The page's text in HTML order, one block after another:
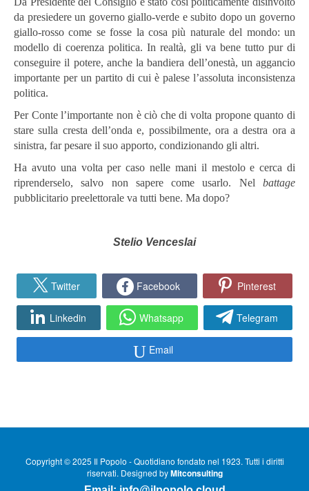
da presiedere un governo giallo-verde e subito dopo un governo
giallo-rosso come se fosse la cosa più naturale del mondo: un
modello di coerenza politica. In realtà, gli va bene tutto pur di
conseguire il potere, anche la bandiera dell’onestà, un aggancio
importante per un partito di cui è palese l’assoluta inconsistenza
politica.
Per Conte l’importante non è ciò che di volta propone quanto di
stare sulla cresta dell’onda e, possibilmente, ora a destra ora a
sinistra, far pesare il suo apporto, condizionando gli altri.
Ha avuto una volta per caso nelle mani il mestolo e cerca di
riprenderselo, salvo non sapere come usarlo. Nel battage
pubblicitario preelettorale va tutti bene. Ma dopo?
Stelio Venceslai
Twitter Facebook Pinterest
Linkedin Whatsapp Telegram
Email
Copyright © 2025 Il Popolo - Quotidiano fondato nel 1923. Tutti i diritti
riservati. Designed byMitconsulting